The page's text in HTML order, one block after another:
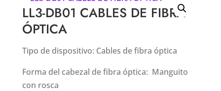
LL3-DB01 CABLES DE FIBRA
ÓPTICA
Tipo de dispositivo: Cables de fibra óptica
Forma del cabezal de fibra óptica: Manguito
con rosca